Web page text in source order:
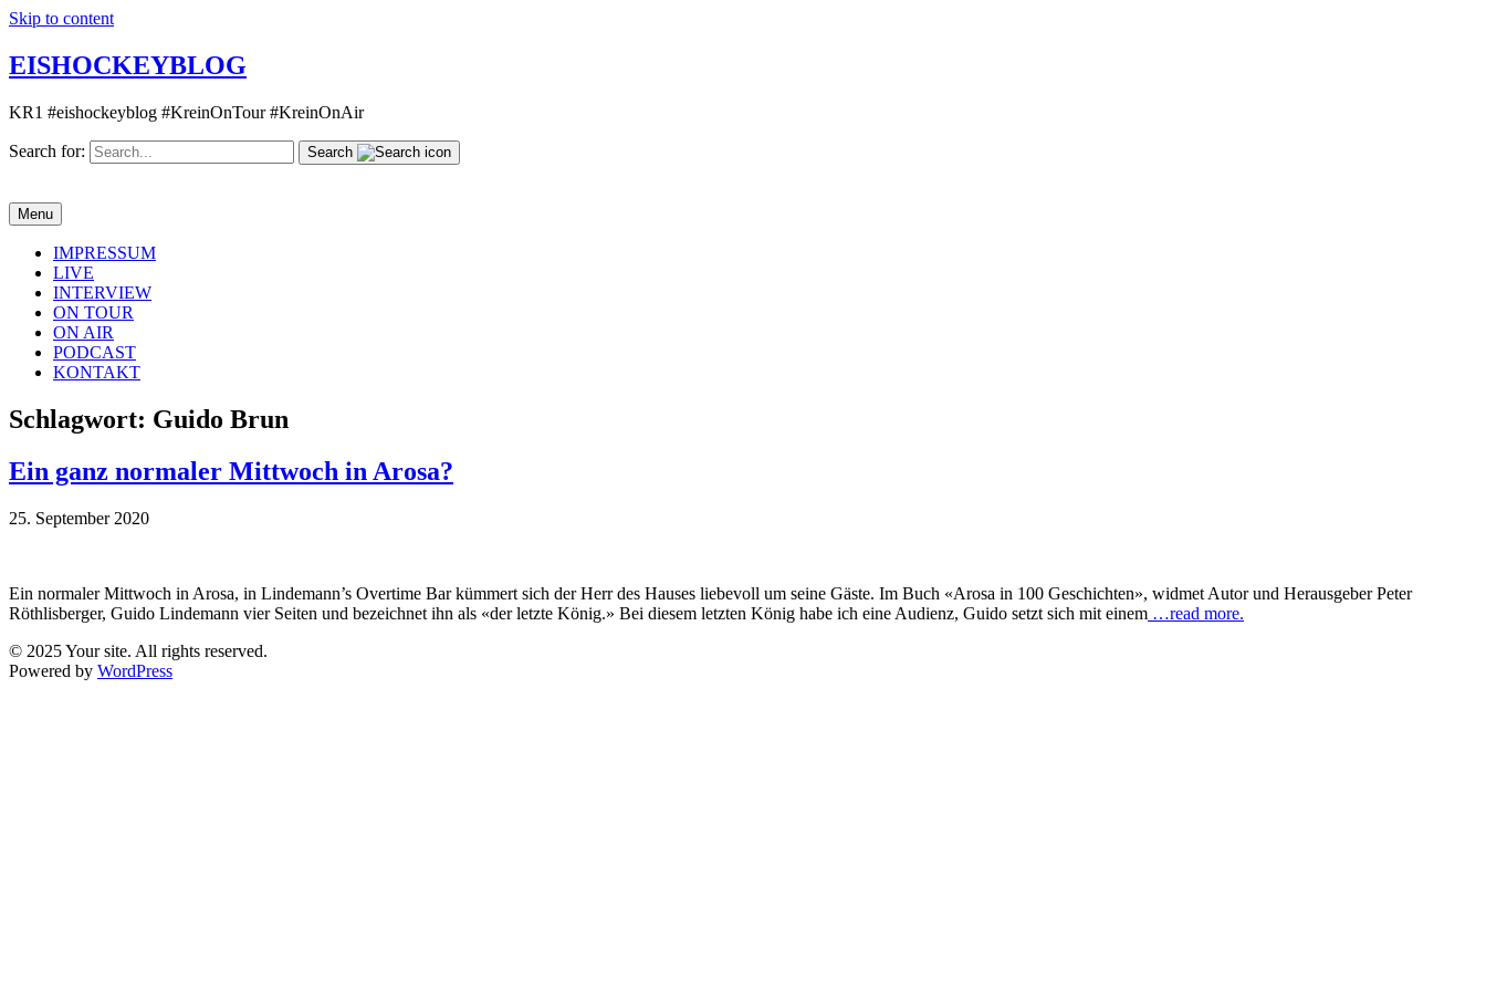
Skip to content
EISHOCKEYBLOG
KR1 #eishockeyblog #KreinOnTour #KreinOnAir
Search for: Search
Menu
IMPRESSUM
LIVE
INTERVIEW
ON TOUR
ON AIR
PODCAST
KONTAKT
Schlagwort: Guido Brun
Ein ganz normaler Mittwoch in Arosa?
25. September 2020
Ein normaler Mittwoch in Arosa, in Lindemann’s Overtime Bar kümmert sich der Herr des Hauses liebevoll um seine Gäste. Im Buch «Arosa in 100 Geschichten», widmet Autor und Herausgeber Peter
Röthlisberger, Guido Lindemann vier Seiten und bezeichnet ihn als «der letzte König.» Bei diesem letzten König habe ich eine Audienz, Guido setzt sich mit einem …read more.
© 2025 Your site. All rights reserved.
Powered by WordPress